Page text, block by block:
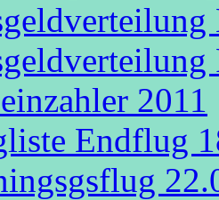
2011
Endflug